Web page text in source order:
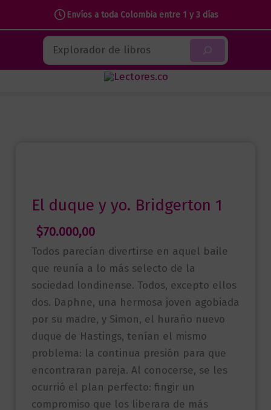
Envíos a toda Colombia entre 1 y 3 días
contenido
Buscar
El duque y yo. Bridgerton 1
$70.000,00
Todos parecían divertirse en aquel baile
que reunía a lo más selecto de la
sociedad londinense. Todos, excepto ellos
dos. Daphne, una hermosa joven agobiada
por su madre, y Simon, el huraño nuevo
duque de Hastings, tenían el mismo
problema: la continua presión para que
encontraran pareja. Al conocerse, se les
ocurrió el plan perfecto: fingir un
compromiso que los liberara de más